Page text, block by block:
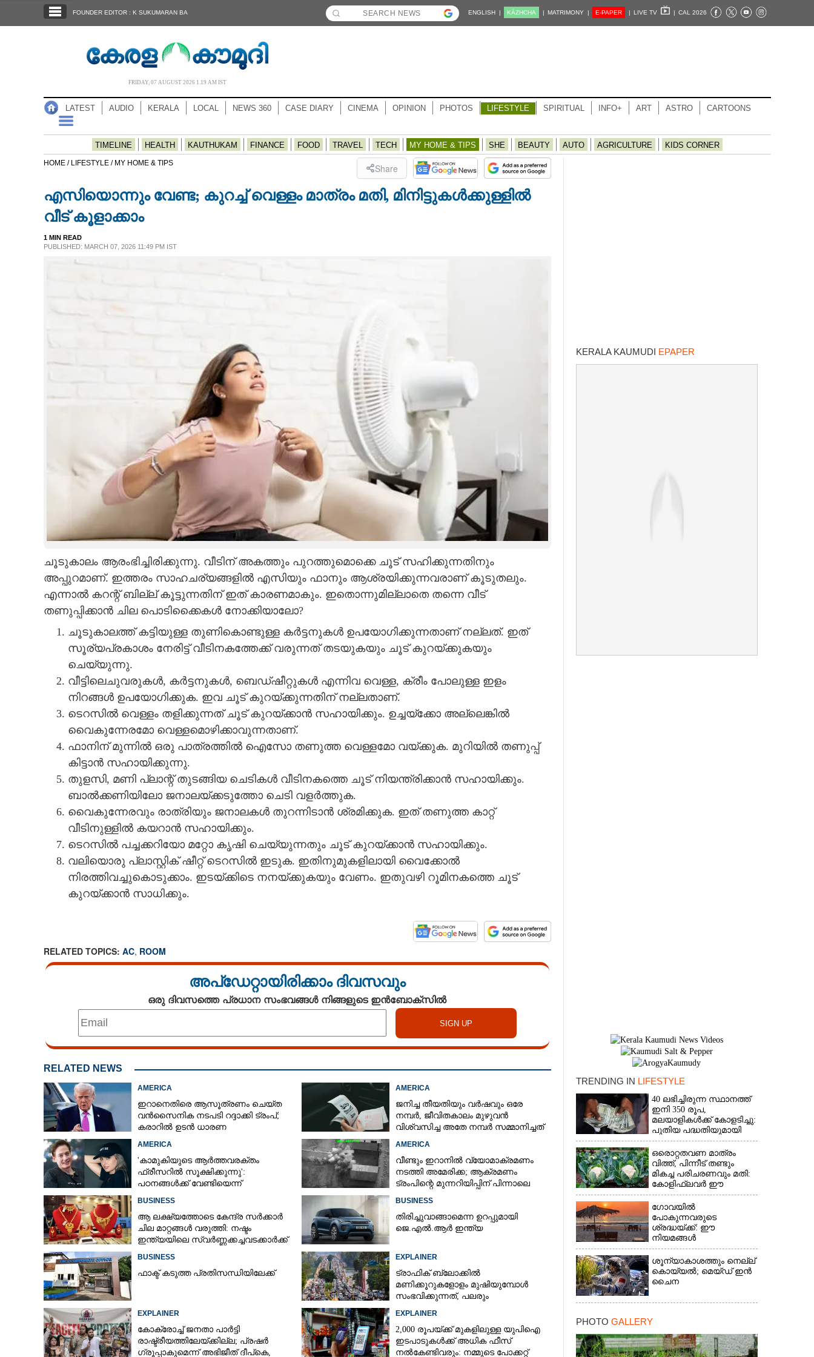
NOTIFIED NEWS
NEWS 360
CASE DIARY
CARTOONS
LITERATURE
FOUNDER EDITOR : K SUKUMARAN BA ENGLISH | KĀZHCHA | MATRIMONY | E-PAPER | LIVE TV | CAL 2026
FRIDAY, 07 AUGUST 2026 1.19 AM IST
LATEST AUDIO KERALA LOCAL NEWS 360 CASE DIARY CINEMA OPINION PHOTOS LIFESTYLE SPIRITUAL INFO+ ART ASTRO CARTOONS
TIMELINE HEALTH KAUTHUKAM FINANCE FOOD TRAVEL TECH MY HOME & TIPS SHE BEAUTY AUTO AGRICULTURE KIDS CORNER
HOME / LIFESTYLE / MY HOME & TIPS Share
എസിയൊന്നും വേണ്ട; കുറച്ച് വെള്ളം മാത്രം മതി, മിനിട്ടുകൾക്കുള്ളിൽ
വീട് കൂളാക്കാം
1 MIN READ
PUBLISHED: MARCH 07, 2026 11:49 PM IST
ചൂടുകാലം ആരംഭിച്ചിരിക്കുന്നു. വീടിന് അകത്തും പുറത്തുമൊക്കെ ചൂട് സഹിക്കുന്നതിനും
അപ്പുറമാണ്. ഇത്തരം സാഹചര്യങ്ങളിൽ എസിയും ഫാനും ആശ്രയിക്കുന്നവരാണ് കൂടുതലും.
എന്നാൽ കറന്റ് ബില്ല് കൂട്ടുന്നതിന് ഇത് കാരണമാകും. ഇതൊന്നുമില്ലാതെ തന്നെ വീട്
തണുപ്പിക്കാൻ ചില പൊടിക്കെെകൾ നോക്കിയാലോ?
ചൂടുകാലത്ത് കട്ടിയുള്ള തുണികൊണ്ടുള്ള കർട്ടനുകൾ ഉപയോഗിക്കുന്നതാണ് നല്ലത്. ഇത്
സൂര്യപ്രകാശം നേരിട്ട് വീടിനകത്തേക്ക് വരുന്നത് തടയുകയും ചൂട് കുറയ്ക്കുകയും
ചെയ്യുന്നു.
വീട്ടിലെചുവരുകൾ, കർട്ടനുകൾ, ബെഡ്ഷീറ്റുകൾ എന്നിവ വെള്ള, ക്രീം പോലുള്ള ഇളം
നിറങ്ങൾ ഉപയോഗിക്കുക. ഇവ ചൂട് കുറയ്ക്കുന്നതിന് നല്ലതാണ്.
ടെറസിൽ വെള്ളം തളിക്കുന്നത് ചൂട് കുറയ്ക്കാൻ സഹായിക്കും. ഉച്ചയ്ക്കോ അല്ലെങ്കിൽ
വെെകുന്നേരമോ വെള്ളമൊഴിക്കാവുന്നതാണ്.
ഫാനിന് മുന്നിൽ ഒരു പാത്രത്തിൽ ഐസോ തണുത്ത വെള്ളമോ വയ്ക്കുക. മുറിയിൽ തണുപ്പ്
കിട്ടാൻ സഹായിക്കുന്നു.
തുളസി, മണി പ്ലാന്റ് തുടങ്ങിയ ചെടികൾ വീടിനകത്തെ ചൂട് നിയന്ത്രിക്കാൻ സഹായിക്കും.
ബാൽക്കണിയിലോ ജനാലയ്ക്കടുത്തോ ചെടി വളർത്തുക.
വെെകുന്നേരവും രാത്രിയും ജനാലകൾ തുറന്നിടാൻ ശ്രമിക്കുക. ഇത് തണുത്ത കാറ്റ്
വീടിനുള്ളിൽ കയറാൻ സഹായിക്കും.
ടെറസിൽ പച്ചക്കറിയോ മറ്റോ കൃഷി ചെയ്യുന്നതും ചൂട് കുറയ്ക്കാൻ സഹായിക്കും.
വലിയൊരു പ്ലാസ്റ്റിക് ഷീറ്റ്‌ ടെറസിൽ ഇടുക. ഇതിനുമുകളിലായി വൈക്കോൽ
നിരത്തിവച്ചുകൊടുക്കാം. ഇടയ്ക്കിടെ നനയ്ക്കുകയും വേണം. ഇതുവഴി റൂമിനകത്തെ ചൂട്
കുറയ്ക്കാൻ സാധിക്കും.
RELATED TOPICS: AC, ROOM
അപ്ഡേറ്റായിരിക്കാം ദിവസവും
ഒരു ദിവസത്തെ പ്രധാന സംഭവങ്ങൾ നിങ്ങളുടെ ഇൻബോക്സിൽ
RELATED NEWS
AMERICA
ഇറാനെതിരെ ആസൂത്രണം ചെയ്‌ത
വൻസൈനിക നടപടി റദ്ദാക്കി ട്രംപ്;
കരാറിൽ ഉടൻ ധാരണ
AMERICA
ജനിച്ച തീയതിയും വർഷവും ഒരേ
നമ്പർ, ജീവിതകാലം മുഴുവൻ
വിശ്വസിച്ച അതേ നമ്പർ സമ്മാനിച്ചത്
AMERICA
'കാമുകിയുടെ ആർത്തവരക്തം
ഫ്രീസറിൽ സൂക്ഷിക്കുന്നു':
പഠനങ്ങൾക്ക് വേണ്ടിയെന്ന്
AMERICA
വീണ്ടും ഇറാനിൽ വ്യോമാക്രമണം
നടത്തി അമേരിക്ക; ആക്രമണം
ട്രംപിന്റെ മുന്നറിയിപ്പിന് പിന്നാലെ
BUSINESS
ആ ലക്ഷ്യത്തോടെ കേന്ദ്ര സർക്കാർ
ചില മാറ്റങ്ങൾ വരുത്തി: നഷ്ടം
ഇന്ത്യയിലെ സ്വർണ്ണക്കച്ചവടക്കാർക്ക്
BUSINESS
തിരിച്ചുവാങ്ങാമെന്ന ഉറപ്പുമായി
ജെ.എൽ.ആർ ഇന്ത്യ
BUSINESS
ഫാക്ട് കടുത്ത പ്രതിസന്ധിയിലേക്ക്
EXPLAINER
ട്രാഫിക് ബ്ലോക്കിൽ
മണിക്കൂറുകളോളം മുഷിയുമ്പോൾ
സംഭവിക്കുന്നത്, പലരും
EXPLAINER
കോക്രോച്ച് ജനതാ പാർട്ടി
രാഷ്ട്രീയത്തിലേയ്ക്കില്ല; പ്രഷർ
ഗ്രൂപ്പാകുമെന്ന് അഭിജീത് ദീപ്‌കെ,
EXPLAINER
2,000 രൂപയ്ക്ക് മുകളിലുള്ള യുപിഐ
ഇടപാടുകൾക്ക് അധിക ഫീസ്
നൽകേണ്ടിവരും: നമ്മുടെ പോക്കറ്റ്
KERALA KAUMUDI EPAPER
TRENDING IN LIFESTYLE
40 ലഭിച്ചിരുന്ന സ്ഥാനത്ത്
ഇനി 350 രൂപ,
മലയാളികൾക്ക് കോളടിച്ചു:
പുതിയ പദ്ധതിയുമായി
നാളികേര ബോർഡ്
ഒരൊറ്റതവണ മാത്രം
വിത്ത്, പിന്നീട് തണ്ടും
മികച്ച പരിചരണവും മതി:
കോളിഫ്ലവർ ഈ
രീതിയിലും കൃഷിചെയ്യാം
ഗോവയിൽ
പോകുന്നവരുടെ
ശ്രദ്ധയ്ക്ക്: ഈ
നിയമങ്ങൾ
പാലിക്കാത്തവർക്ക്
ഇനിമുതൽ ഒരു ലക്ഷം
രൂപവരെ പിഴ
ശൂന്യാകാശത്തും നെല്ല്
കൊയ്യൽ; മെയ്‌ഡ് ഇൻ
ചൈന
PHOTO GALLERY
എസിയൊന്നും വേണ്ട; കുറച്ച് വെള്ളം
മാത്രം മതി, മിനിട്ടുകൾക്കുള്ളിൽ വീട്
കൂളാക്കാം
Share this link
Copy Link